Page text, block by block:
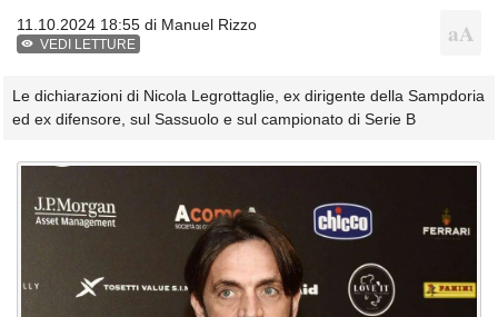
11.10.2024 18:55 di Manuel Rizzo
VEDI LETTURE
Le dichiarazioni di Nicola Legrottaglie, ex dirigente della Sampdoria
ed ex difensore, sul Sassuolo e sul campionato di Serie B